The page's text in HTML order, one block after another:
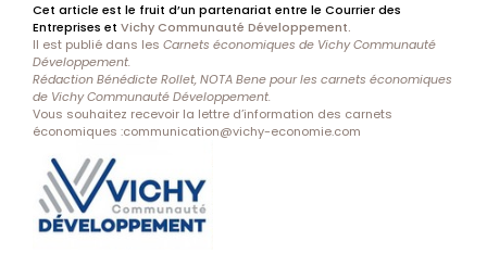
Cet article est le fruit d’un partenariat entre le Courrier des
Entreprises et Vichy Communauté Développement.
Il est publié dans les Carnets économiques de Vichy Communauté
Développement.
Rédaction Bénédicte Rollet, NOTA Bene pour les carnets économiques
de Vichy Communauté Développement.
Vous souhaitez recevoir la lettre d’information des carnets
économiques :communication@vichy-economie.com